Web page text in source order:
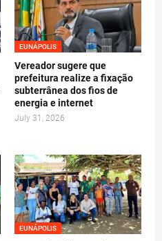
EUNÁPOLIS
Vereador sugere que
prefeitura realize a fixação
subterrânea dos fios de
energia e internet
July 31, 2026
EUNÁPOLIS